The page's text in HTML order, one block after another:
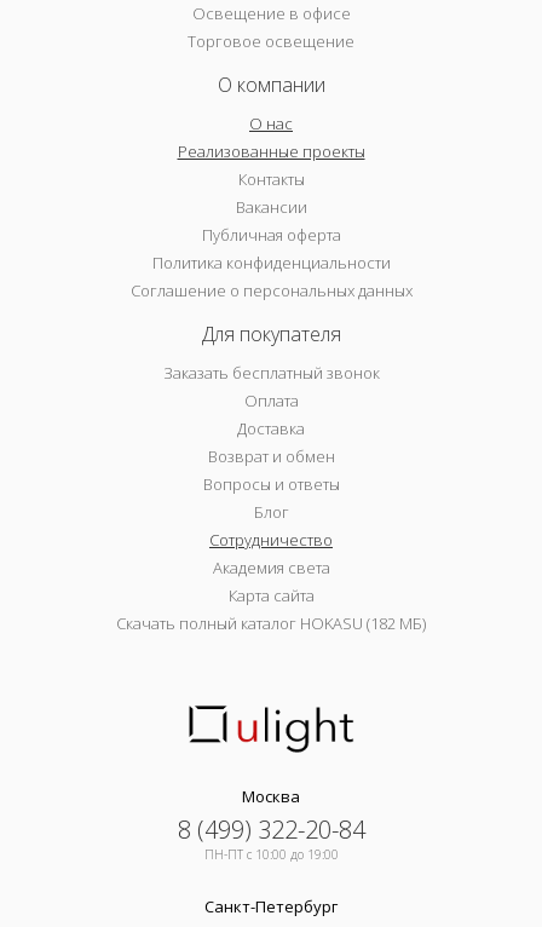
Освещение в офисе
Торговое освещение
О компании
О нас
Реализованные проекты
Контакты
Вакансии
Публичная оферта
Политика конфиденциальности
Соглашение о персональных данных
Для покупателя
Заказать бесплатный звонок
Оплата
Доставка
Возврат и обмен
Вопросы и ответы
Блог
Сотрудничество
Академия света
Карта сайта
Скачать полный каталог HOKASU (182 МБ)
Москва
8 (499) 322-20-84
ПН-ПТ c 10:00 до 19:00
Санкт-Петербург